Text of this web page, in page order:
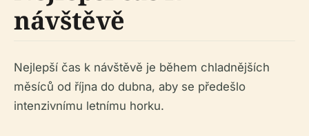
návštěvě
Nejlepší čas k návštěvě je během chladnějších
měsíců od října do dubna, aby se předešlo
intenzivnímu letnímu horku.